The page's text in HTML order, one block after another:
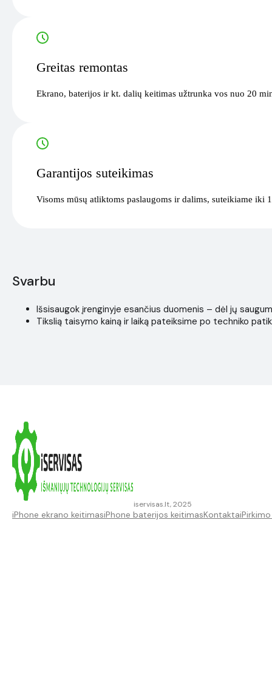
Greitas remontas
Ekrano, baterijos ir kt. dalių keitimas užtrunka vos nuo 20
Garantijos suteikimas
Visoms mūsų atliktoms paslaugoms ir dalims, suteikiame iki
Svarbu
Išsisaugok įrenginyje esančius duomenis – dėl jų
Tikslią taisymo kainą ir laiką pateiksime po techniko
iservisas.lt, 2025
iPhone ekrano keitimasiPhone baterijos keitimasKontaktai